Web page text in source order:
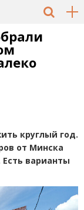
круглый год.
от Минска
варианты